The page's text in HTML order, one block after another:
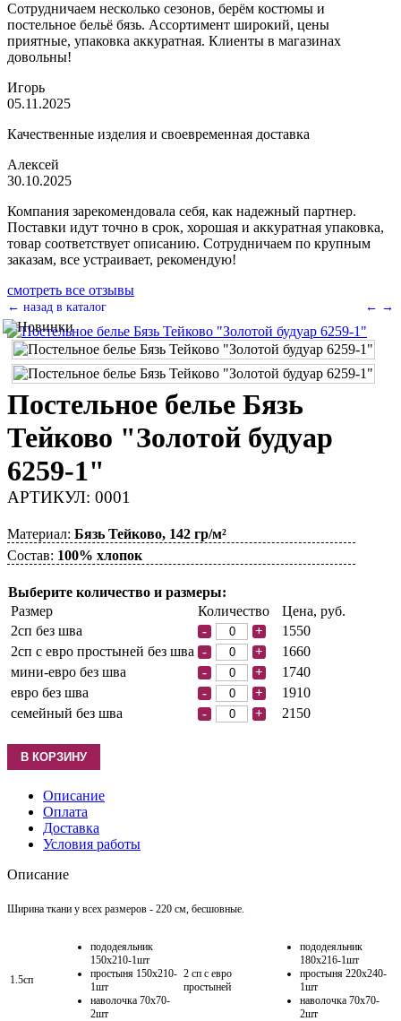
Сотрудничаем несколько сезонов, берём костюмы и
постельное бельё бязь. Ассортимент широкий, цены
приятные, упаковка аккуратная. Клиенты в магазинах
довольны!
Игорь
05.11.2025
Качественные изделия и своевременная доставка
Алексей
30.10.2025
Компания зарекомендовала себя, как надежный партнер.
Поставки идут точно в срок, хорошая и аккуратная упаковка,
товар соответствует описанию. Сотрудничаем по крупным
заказам, все устраивает, рекомендую!
смотреть все отзывы
← →
← назад в каталог
Постельное белье Бязь
Тейково "Золотой будуар
6259-1"
АРТИКУЛ: 0001
Материал: Бязь Тейково, 142 гр/м²
Состав: 100% хлопок
Выберите количество и размеры:
Размер
Количество
Цена, руб.
2сп без шва
- +
1550
2сп с евро простыней без шва
- +
1660
мини-евро без шва
- +
1740
евро без шва
- +
1910
семейный без шва
- + 2150
Описание
Оплата
Доставка
Условия работы
Описание
Ширина ткани у всех размеров - 220 см, бесшовные.
1.5сп
пододеяльник
150х210-1шт
простыня 150х210-
1шт
наволочка 70х70-
2шт
2 сп с евро
простыней
пододеяльник
180х216-1шт
простыня 220х240-
1шт
наволочка 70х70-
2шт